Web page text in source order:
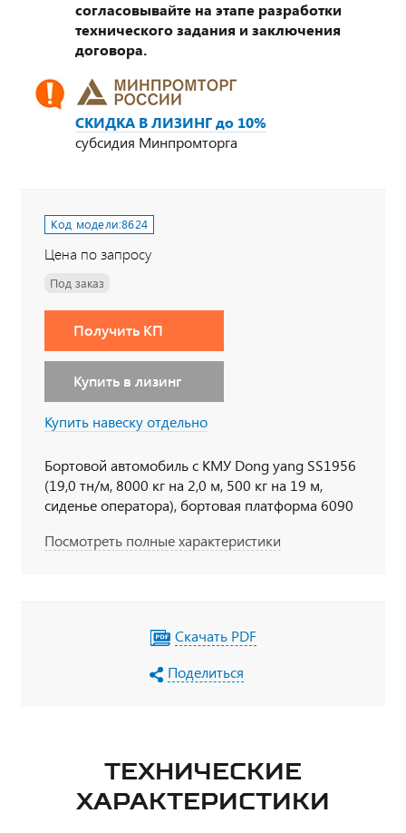
согласовывайте на этапе разработки
технического задания и заключения
договора.
СКИДКА В ЛИЗИНГ до 10%
субсидия Минпромторга
Код модели:8624
Цена по запросу
Под заказ
Получить КП
Купить в лизинг
Купить навеску отдельно
Бортовой автомобиль с КМУ Dong yang SS1956
(19,0 тн/м, 8000 кг на 2,0 м, 500 кг на 19 м,
сиденье оператора), бортовая платформа 6090
Посмотреть полные характеристики
Скачать PDF
Поделиться
ТЕХНИЧЕСКИЕ
ХАРАКТЕРИСТИКИ